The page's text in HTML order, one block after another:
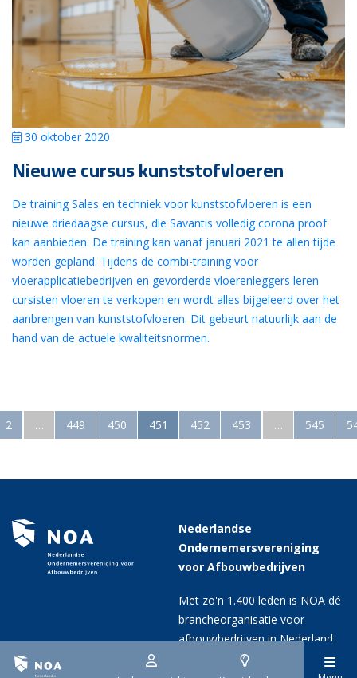
30 oktober 2020
Nieuwe cursus kunststofvloeren
De training Sales en techniek voor kunststofvloeren is een
nieuwe driedaagse cursus, die Savantis volledig corona proof
kan aanbieden. De training kan vanaf januari 2021 te allen tijde
worden gepland. Tijdens de combi-training voor
vloerapplicatiebedrijven en gevorderde vloerenleggers leren
cursisten vloeren te verkopen en wordt alles bijgeleerd over het
aanbrengen van kunststofvloeren. Dit gebeurt natuurlijk aan de
hand van de actuele kwaliteitsnormen.
2 … 449 450 451 452 453 … 545
Nederlandse
Ondernemersvereniging
voor Afbouwbedrijven
Met zo'n 1.400 leden is NOA dé
brancheorganisatie voor
afbouwbedrijven in Nederland.